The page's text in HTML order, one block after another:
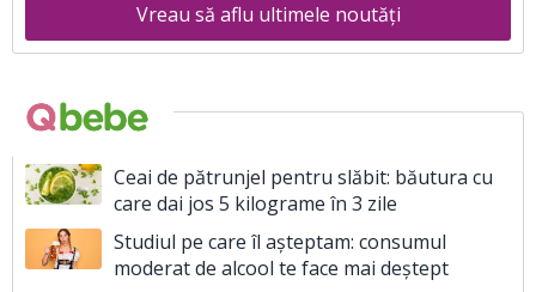
Vreau să aflu ultimele noutăți
Ceai de pătrunjel pentru slăbit: băutura cu
care dai jos 5 kilograme în 3 zile
Studiul pe care îl așteptam: consumul
moderat de alcool te face mai deștept